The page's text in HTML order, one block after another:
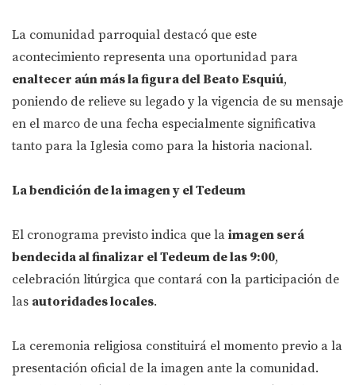
La comunidad parroquial destacó que este
acontecimiento representa una oportunidad para
enaltecer aún más la figura del Beato Esquiú,
poniendo de relieve su legado y la vigencia de su mensaje
en el marco de una fecha especialmente significativa
tanto para la Iglesia como para la historia nacional.
La bendición de la imagen y el Tedeum
El cronograma previsto indica que la imagen será
bendecida al finalizar el Tedeum de las 9:00,
celebración litúrgica que contará con la participación de
las autoridades locales.
La ceremonia religiosa constituirá el momento previo a la
presentación oficial de la imagen ante la comunidad.